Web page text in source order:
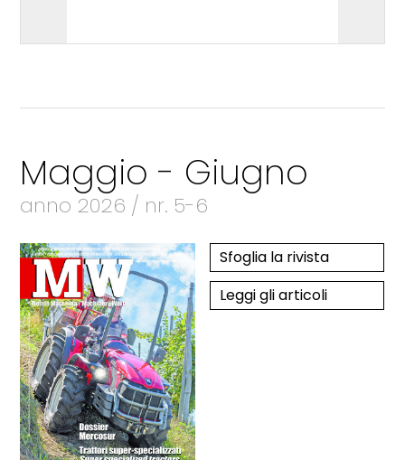
Maggio - Giugno
anno 2026 / nr. 5-6
Sfoglia la rivista
Leggi gli articoli